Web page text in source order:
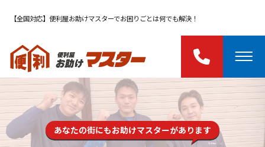
【全国対応】便利屋お助けマスターでお困りごとは何でも解決！
あなたの街にもお助けマスターがあります